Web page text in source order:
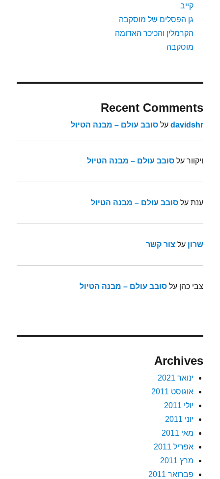
קייב
גן הפסלים של מוסקבה
הקרמלין והכיכר האדומה
מוסקבה
Recent Comments
davidshr עלסובב עולם – מבנה הטיול
ויקוור עלסובב עולם – מבנה הטיול
ענת עלסובב עולם – מבנה הטיול
שרון על צור קשר
צבי כהן עלסובב עולם – מבנה הטיול
Archives
ינואר 2021
אוגוסט 2011
יולי 2011
יוני 2011
מאי 2011
אפריל 2011
מרץ 2011
פברואר 2011